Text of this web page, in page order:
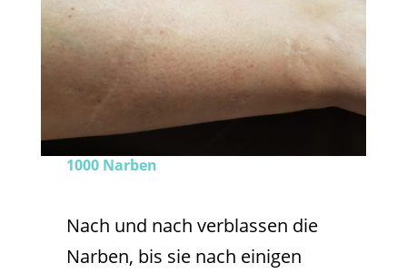
1000 Narben
Nach und nach verblassen die
Narben, bis sie nach einigen